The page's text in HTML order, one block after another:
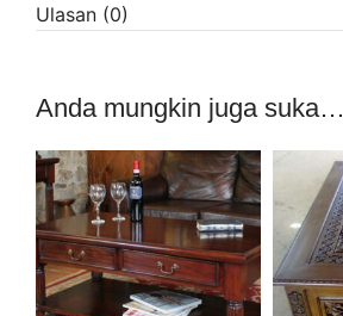
Ulasan (0)
Anda mungkin juga suka…